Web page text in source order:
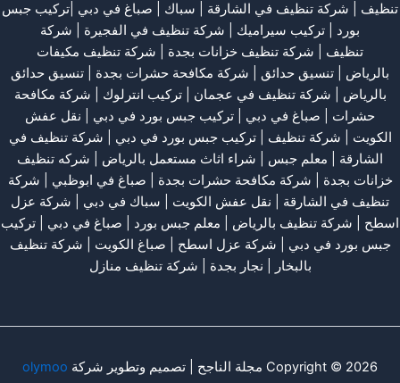
تنظيف
شركة تنظيف في الشارقة | سباك | صباغ في دبي |تركيب جبس
بورد | تركيب سيراميك شركة تنظيف في الفجيرة
شركة
تنظيف
شركة تنظيف خزانات بجدة
شركة تنظيف مكيفات
بالرياض
تنسيق حدائق شركة مكافحة حشرات بجدة
تنسيق حدائق
بالرياض
شركة تنظيف في عجمان | تركيب انترلوك | شركة مكافحة
حشرات
صباغ في دبي تركيب جبس بورد في دبي
نقل عفش
الكويت
شركة تنظيف |تركيب جبس بورد في دبي
شركة تنظيف في
الشارقة
معلم جبس شراء اثاث مستعمل بالرياض
شركه تنظيف
خزانات بجدة
شركة مكافحة حشرات بجدة صباغ في ابوظبي
شركة
تنظيف في الشارقة
نقل عفش الكويت | سباك في دبي | شركة عزل
اسطح
شركة تنظيف بالرياض معلم جبس بورد صباغ في دبي
تركيب
جبس بورد في دبي
شركة عزل اسطح صباغ الكويت
شركة تنظيف
بالبخار
نجار بجدة شركة تنظيف منازل
Copyright © 2026 مجلة الناجح | تصميم وتطوير شركة olymoo